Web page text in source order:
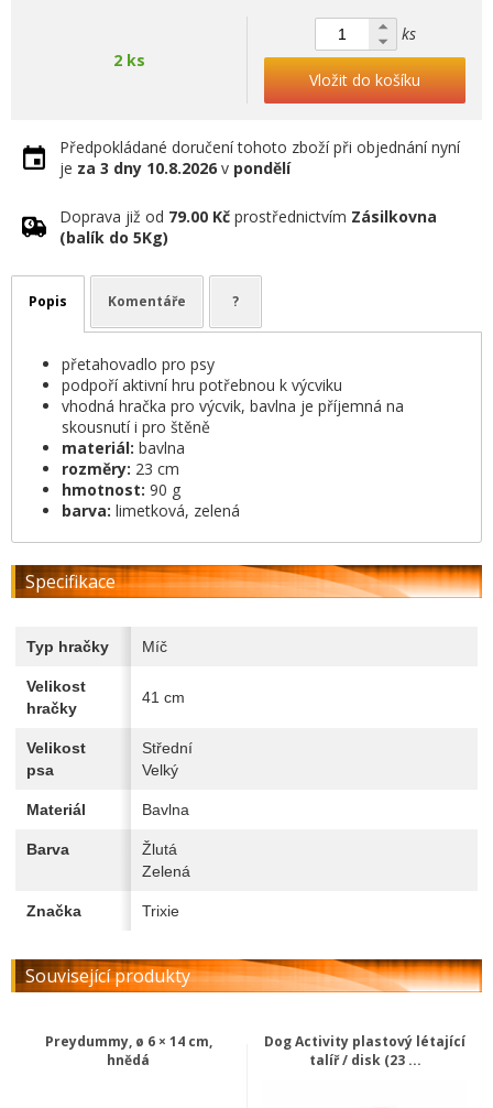
2 ks
ks
Vložit do košíku
Předpokládané doručení tohoto zboží při objednání nyní
je za 3 dny 10.8.2026 v pondělí
Doprava již od 79.00 Kč prostřednictvím Zásilkovna
(balík do 5Kg)
Popis Komentáře ?
přetahovadlo pro psy
podpoří aktivní hru potřebnou k výcviku
vhodná hračka pro výcvik, bavlna je příjemná na
skousnutí i pro štěně
materiál: bavlna
rozměry: 23 cm
hmotnost: 90 g
barva: limetková, zelená
Specifikace
Typ hračky Míč
Velikost
hračky
41 cm
Velikost
psa
Střední
Velký
Materiál Bavlna
Barva
Žlutá
Zelená
Značka Trixie
Související produkty
Preydummy, ø 6 × 14 cm,
hnědá
Dog Activity plastový létající
talíř / disk (23 ...